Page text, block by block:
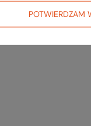
POTWIERDZAM